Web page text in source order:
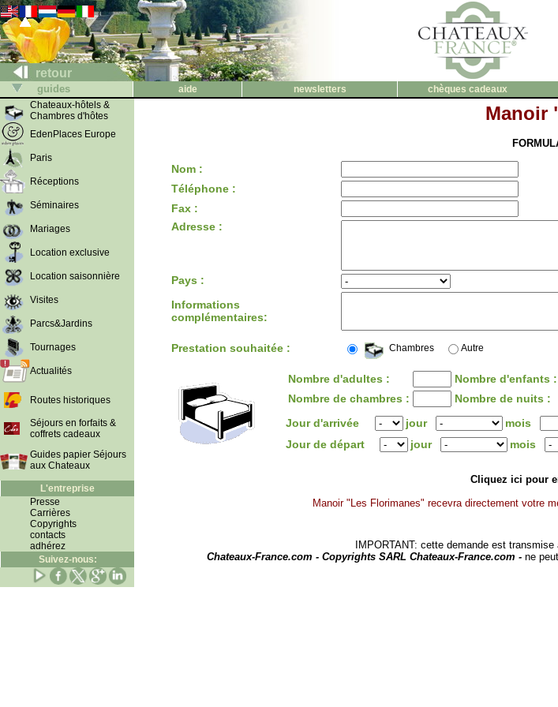
retour
guides aide newsletters chèques cadeaux
Chateaux-hôtels &
Chambres d'hôtes
EdenPlaces Europe
Paris
Réceptions
Séminaires
Mariages
Location exclusive
Location saisonnière
Visites
Parcs&Jardins
Tournages
Actualités
Routes historiques
Séjours en forfaits &
coffrets cadeaux
Guides papier Séjours
aux Chateaux
L'entreprise
Presse
Carrières
Copyrights
contacts
adhérez
Suivez-nous:
Manoir
Nom :
Téléphone :
Fax :
Adresse :
Pays :
Informations
complémentaires:
Prestation souhaitée : Chambres Autre
Nombre d'adultes :
Nombre d'enfants :
Nombre de chambres :
Nombre de nuits :
Jour d'arrivée
jour mois
Jour de départ
jour mois
Cliquez ici pour
Manoir "Les Florimanes" recevra directement votre
IMPORTANT: cette demande est
Chateaux-France.com - Copyrights SARL Chateaux-France.com - ne